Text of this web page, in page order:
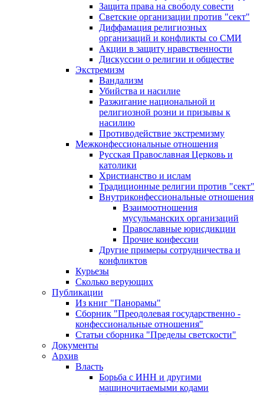
Защита права на свободу совести
Светские организации против "сект"
Диффамация религиозных
организаций и конфликты со СМИ
Акции в защиту нравственности
Дискуссии о религии и обществе
Экстремизм
Вандализм
Убийства и насилие
Разжигание национальной и
религиозной розни и призывы к
насилию
Противодействие экстремизму
Межконфессиональные отношения
Русская Православная Церковь и
католики
Христианство и ислам
Традиционные религии против "сект"
Внутриконфессиональные отношения
Взаимоотношения
мусульманских организаций
Православные юрисдикции
Прочие конфессии
Другие примеры сотрудничества и
конфликтов
Курьезы
Сколько верующих
Публикации
Из книг "Панорамы"
Сборник "Преодолевая государственно -
конфессиональные отношения"
Статьи сборника "Пределы светскости"
Документы
Архив
Власть
Борьба с ИНН и другими
машиночитаемыми кодами